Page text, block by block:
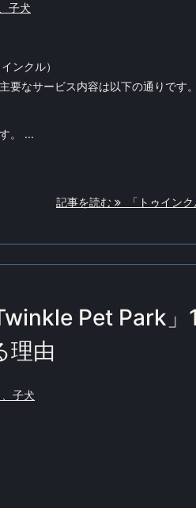
子犬
ンクル）
要なサービス内容は以下の通りです。
。 ...
記事を読む 「トゥイン
Pet Park」
理由
子犬